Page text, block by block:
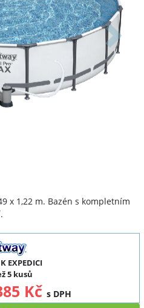
Další
x 1,22 m. Bazén s kompletním
EXPEDICI
5 kusů
Kč s DPH